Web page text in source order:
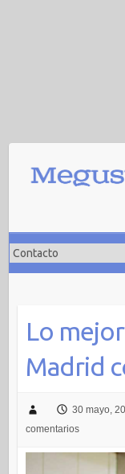
Saltar
contenido
Lo
Madrid
30 mayo,
comentarios